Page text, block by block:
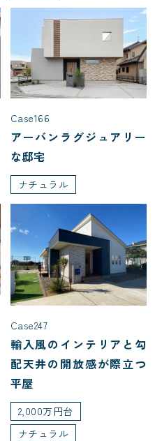
Case166
アーバンラグジュアリー
な邸宅
ナチュラル
Case247
輸入風のインテリアと勾
配天井の開放感が際立つ
平屋
2,000万円台
ナチュラル
7LDK
2LDK
40代で建てた家
20代で建てた家
5人以上
3人家族(子ども1人)
1.5階建て